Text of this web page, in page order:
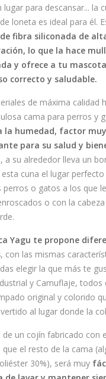
lugar para descansar... la
loneta es ideal para él.
fibra siliconada de
lo que la hace
y ofrece a tu
correcto y saludable.
de máxima calidad
cama para perros y
la humedad, factor muy
para su salud y
a su alrededor lleva un
esta cuna el lugar perfecto
perros o gatos a los que
o con la
Yagu te propone
, con las mismas
elegir la que más te
y Camuflaje, todos
original y colorido
al lugar donde la
de un cojín fabricado con
que el resto de la cama
30%), será muy